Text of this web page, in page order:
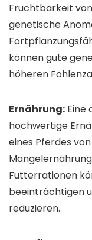
Fruchtbarkeit
genetische
können gute
höheren
Ernährung: Eine
hochwertige
eines Pferdes
Futterrationen
beeinträchtigen
reduzieren.